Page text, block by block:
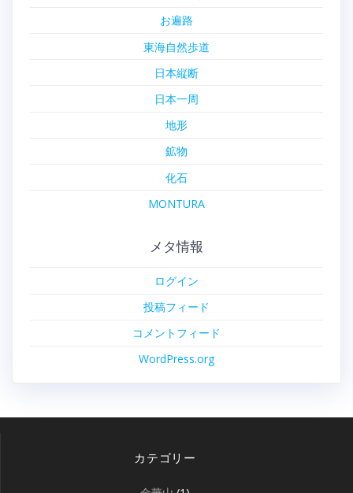
お遍路
東海自然歩道
日本縦断
日本一周
地形
鉱物
化石
MONTURA
メタ情報
ログイン
投稿フィード
コメントフィード
WordPress.org
カテゴリー